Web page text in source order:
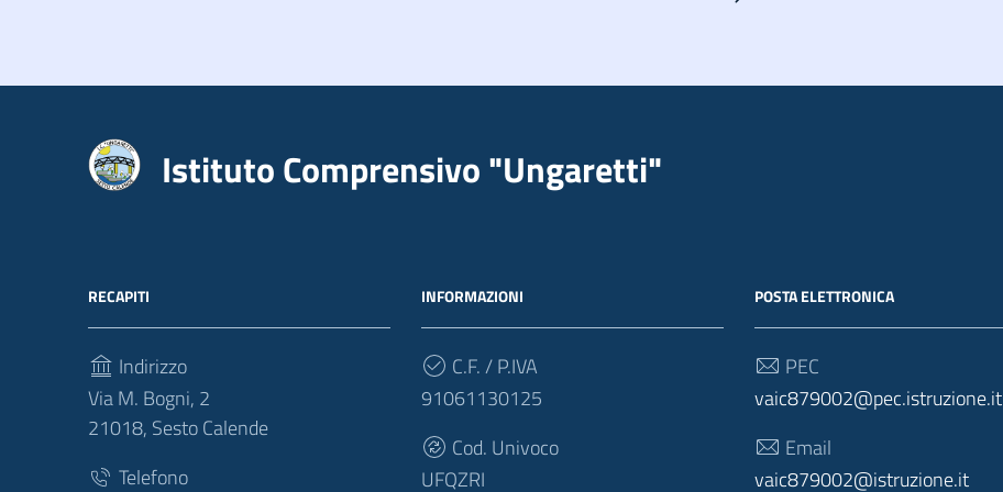
Istituto Comprensivo "Ungaretti"
RECAPITI
Indirizzo
Via M. Bogni, 2
21018, Sesto Calende
Telefono
INFORMAZIONI
C.F. / P.IVA
91061130125
Cod. Univoco
UFQZRI
POSTA ELETTRONICA
PEC
vaic879002@pec.istruzione.it
Email
vaic879002@istruzione.it